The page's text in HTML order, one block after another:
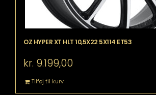
OZ HYPER XT HLT 10,5X22 5X114 ET53
kr. 9.199,00
Tilføj til kurv